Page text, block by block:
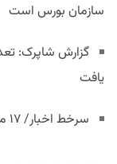
سازمان بورس است
یافت
سرخط اخبار/ ۱۷ مرداد ۱۴۰۵